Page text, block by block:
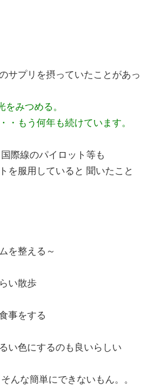
サプリを摂っていたことがあっ
をみつめる。
・もう何年も続けています。
際線のパイロット等も
を服用していると 聞いたこと
を整える～
い散歩
事をする
い色にするのも良いらしい
んな簡単にできないもん。。